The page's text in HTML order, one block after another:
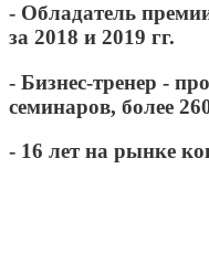
- Обладатель
за 2018 и 2019 гг.
- Бизнес-тренер -
семинаров, более
- 16 лет на рынке